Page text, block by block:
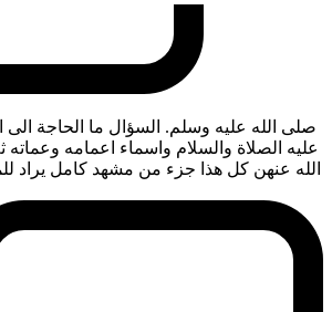
صلى الله عليه وسلم. السؤال ما الحاجة الى
عليه الصلاة والسلام واسماء اعمامه
الله عنهن كل هذا جزء من مشهد كامل يراد